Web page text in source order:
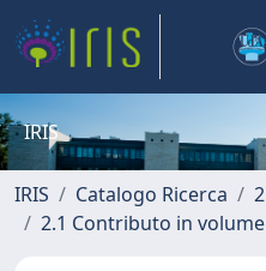
IRIS
IRIS Catalogo Ricerca
2.1 Contributo in